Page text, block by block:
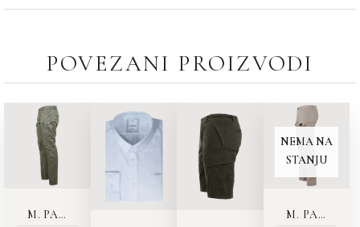
POVEZANI PROIZVODI
M. PANTALONE 1611-03 VODOODBOJNE
NEMA NA
STANJU
M. PANTALONE 1611-03